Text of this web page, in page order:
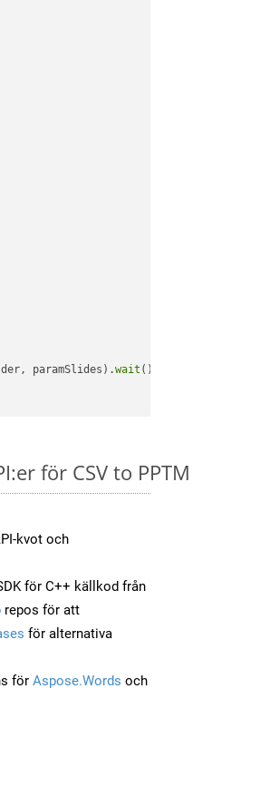
paramSlides).wait ();
för CSV to PPTM
kvot och
för C++ källkod från
repos för att
för alternativa
för Aspose.Words och